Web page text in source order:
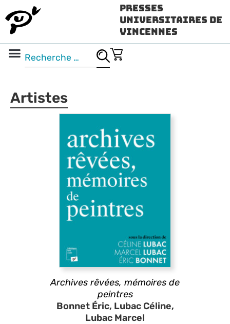
Presses
Universitaires de
Vincennes
Artistes
Archives rêvées, mémoires de
peintres
Bonnet Éric, Lubac Céline,
Lubac Marcel